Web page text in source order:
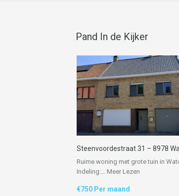
Pand In de Kijker
Steenvoordestraat 31 – 8978
Ruime woning met grote tuin in
Indeling:… Meer Lezen
€750 Per maand